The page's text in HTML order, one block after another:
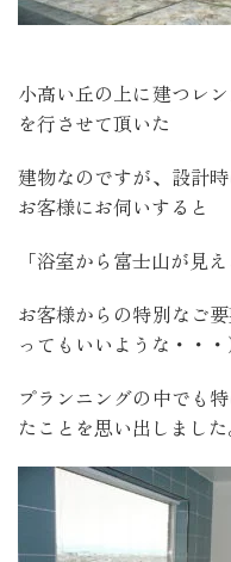
小高い丘の上に建つレ
を行させて頂いた
建物なのですが、設計
お客様にお伺いすると
「浴室から富士山が見
お客様からの特別なご
ってもいいような・・・
プランニングの中でも
たことを思い出しました